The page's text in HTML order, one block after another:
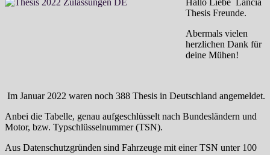
Hallo Liebe Lancia
Thesis Freunde.
Abermals vielen
herzlichen Dank für
deine Mühen!
Im Januar 2022 waren noch 388 Thesis in Deutschland angemeldet.
Anbei die Tabelle, genau aufgeschlüsselt nach Bundesländern und
Motor, bzw. Typschlüsselnummer (TSN).
Aus Datenschutzgründen sind Fahrzeuge mit einer TSN unter 100